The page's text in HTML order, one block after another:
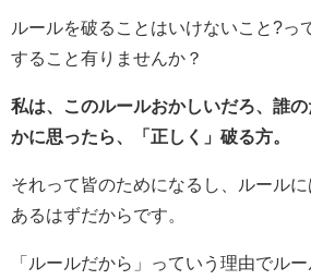
ルールを破ることはいけないこと?っ
すること有りませんか？
私は、このルールおかしいだろ、誰
かに思ったら、「正しく」破る方。
それって皆のためになるし、ルール
あるはずだからです。
「ルールだから」っていう理由でル